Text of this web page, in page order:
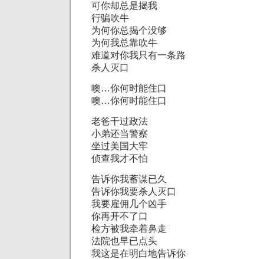
可你却总是揭我
行骗吹牛
为何你总揭个没够
为何我总靠吹牛
难道对你我只有一条路
杀人灭口
噢…你何时能住口
噢…你何时能住口
老爸干过政法
小弟还当警察
坐过美国大牢
侦查我才不怕
告诉你我蓄谋已久
告诉你我要杀人灭口
我要雇佣几个凶手
你再开不了口
检方被我牵着鼻走
法院也早已点头
我这是在明白地告诉你